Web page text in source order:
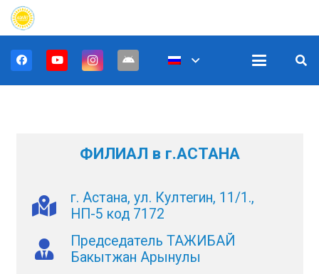
ФИЛИАЛ в г.АСТАНА
г. Астана, ул. Култегин, 11/1.,
НП-5 код 7172
Председатель ТАЖИБАЙ
Бакытжан Арынулы